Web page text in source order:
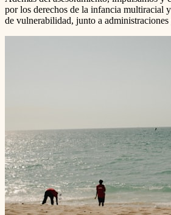
por los derechos de la infancia multiracial
de vulnerabilidad, junto a